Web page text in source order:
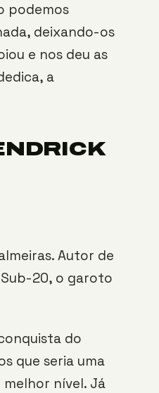
podemos
deixando-os
e nos deu as
a
Autor de
Sub-20, o garoto
do
que seria uma
nível. Já